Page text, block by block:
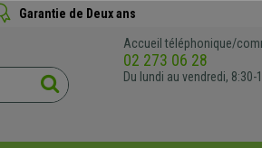
Garantie de Deux ans
Accueil téléphonique/
02 273 06 28
Du lundi au vendredi,